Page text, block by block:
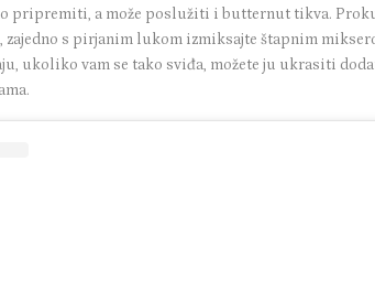
pripremiti, a može poslužiti i butternut tikva.
zajedno s pirjanim lukom izmiksajte štapnim
ukoliko vam se tako sviđa, možete ju ukrasiti